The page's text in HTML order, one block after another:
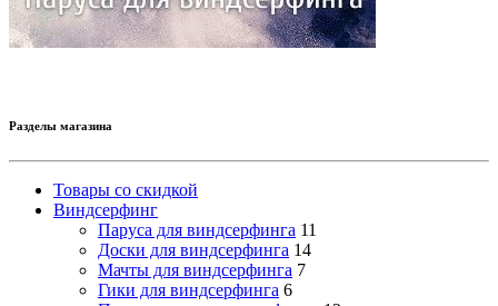
Разделы магазина
Товары со скидкой
Виндсерфинг
Паруса для виндсерфинга 11
Доски для виндсерфинга 14
Мачты для виндсерфинга 7
Гики для виндсерфинга 6